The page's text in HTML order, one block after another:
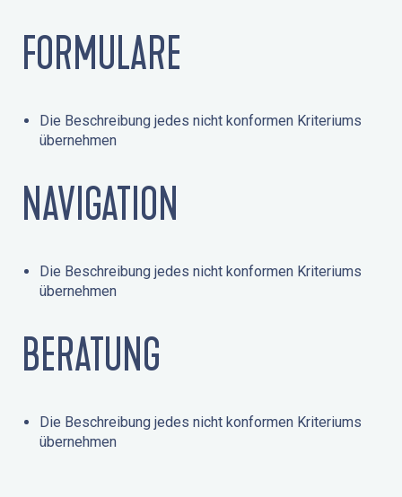
FORMULARE
Die Beschreibung jedes nicht konformen Kriteriums
übernehmen
NAVIGATION
Die Beschreibung jedes nicht konformen Kriteriums
übernehmen
BERATUNG
Die Beschreibung jedes nicht konformen Kriteriums
übernehmen